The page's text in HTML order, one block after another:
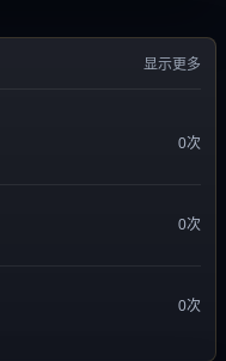
显示更多
0次
0次
0次